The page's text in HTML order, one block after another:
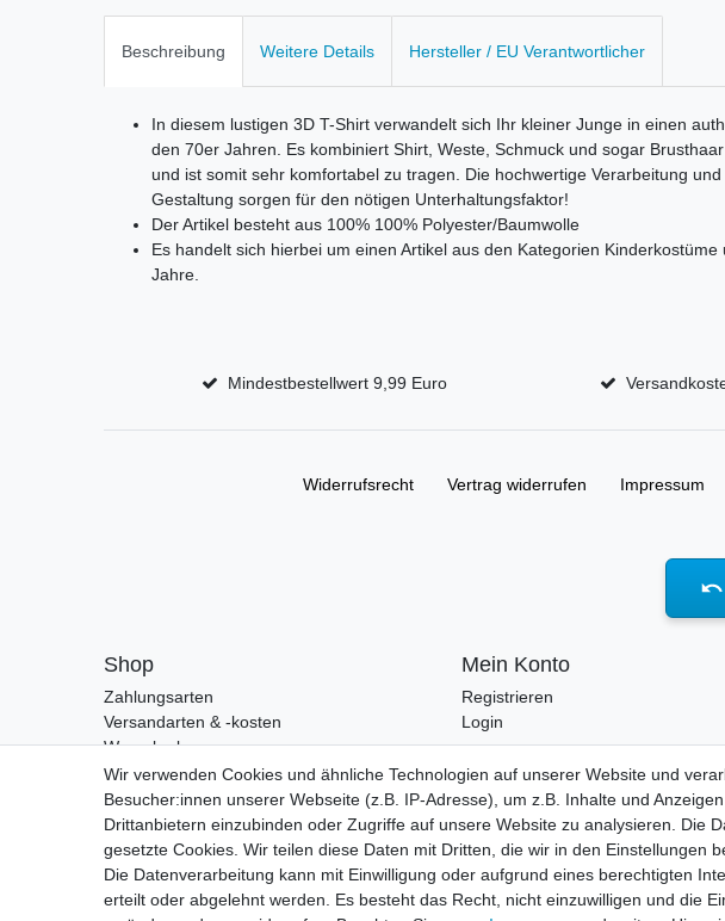
Beschreibung Weitere Details Hersteller / EU Verantwortlicher
In diesem lustigen 3D T-Shirt verwandelt sich Ihr kleiner Junge in einen
den 70er Jahren. Es kombiniert Shirt, Weste, Schmuck und sogar
und ist somit sehr komfortabel zu tragen. Die hochwertige Verarbeitung
Gestaltung sorgen für den nötigen Unterhaltungsfaktor!
Der Artikel besteht aus 100% 100% Polyester/Baumwolle
Es handelt sich hierbei um einen Artikel aus den Kategorien Kinderkostüme
Jahre.
Mindestbestellwert 9,99 Euro
Widerrufs­recht Vertrag widerrufen Impressum
Shop
Zahlungsarten
Versandarten & -kosten
Warenkorb
Zur Kasse
Mein Konto
Registrieren
Login
Wir verwenden Cookies und ähnliche Technologien auf unserer Website und
Besucher:innen unserer Webseite (z.B. IP-Adresse), um z.B. Inhalte und
Drittanbietern einzubinden oder Zugriffe auf unsere Website zu analysieren. Die
gesetzte Cookies. Wir teilen diese Daten mit Dritten, die wir in den Einstellungen
Die Datenverarbeitung kann mit Einwilligung oder aufgrund eines berechtigten
erteilt oder abgelehnt werden. Es besteht das Recht, nicht einzuwilligen und die